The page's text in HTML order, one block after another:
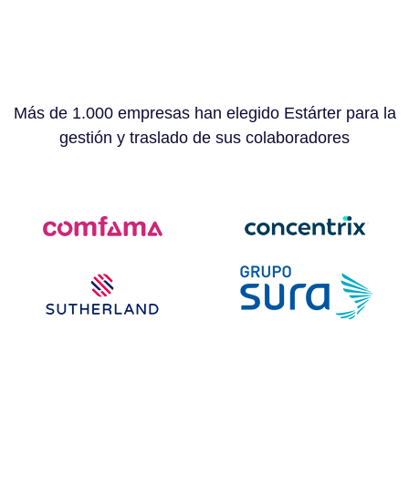
Más de 1.000 empresas han elegido Estárter para la
gestión y traslado de sus colaboradores